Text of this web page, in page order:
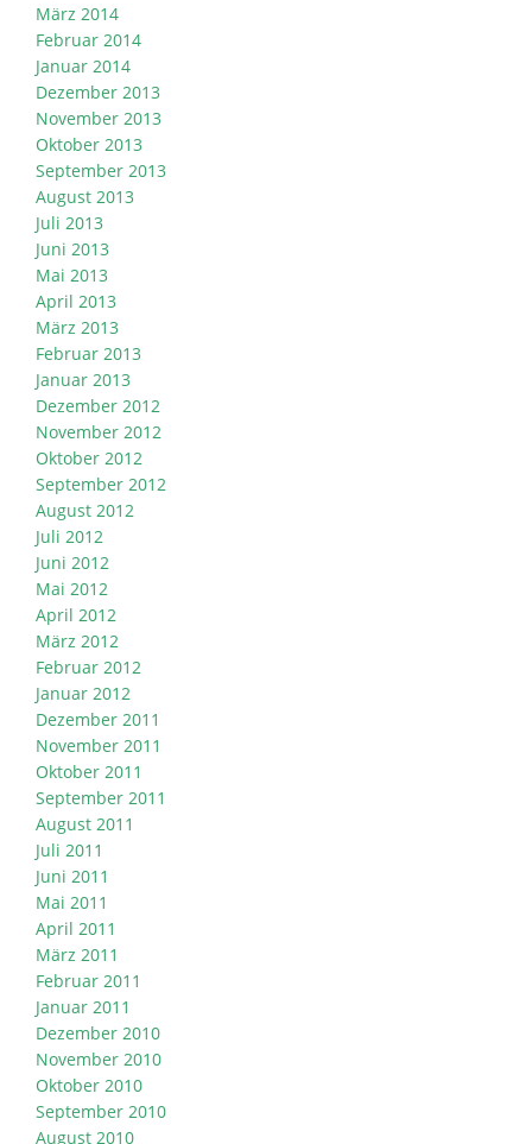
März 2014
Februar 2014
Januar 2014
Dezember 2013
November 2013
Oktober 2013
September 2013
August 2013
Juli 2013
Juni 2013
Mai 2013
April 2013
März 2013
Februar 2013
Januar 2013
Dezember 2012
November 2012
Oktober 2012
September 2012
August 2012
Juli 2012
Juni 2012
Mai 2012
April 2012
März 2012
Februar 2012
Januar 2012
Dezember 2011
November 2011
Oktober 2011
September 2011
August 2011
Juli 2011
Juni 2011
Mai 2011
April 2011
März 2011
Februar 2011
Januar 2011
Dezember 2010
November 2010
Oktober 2010
September 2010
August 2010